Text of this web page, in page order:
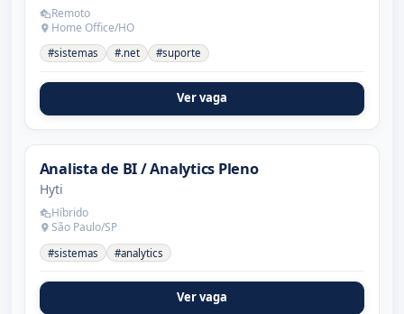
Remoto
Home Office/HO
#sistemas #.net #suporte
Ver vaga
Analista de BI / Analytics Pleno
Hyti
Híbrido
São Paulo/SP
#sistemas #analytics
Ver vaga